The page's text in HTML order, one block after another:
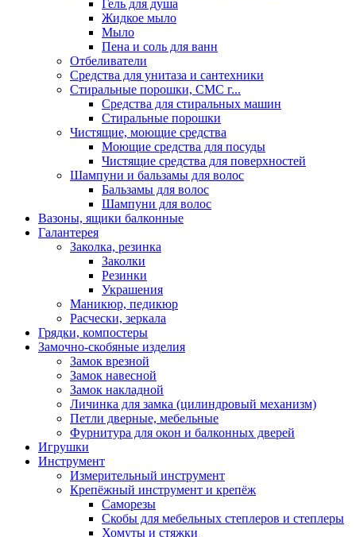
Гель для душа
Жидкое мыло
Мыло
Пена и соль для ванн
Отбеливатели
Средства для унитаза и сантехники
Стиральные порошки, СМС г...
Средства для стиральных машин
Стиральные порошки
Чистящие, моющие средства
Моющие средства для посуды
Чистящие средства для поверхностей
Шампуни и бальзамы для волос
Бальзамы для волос
Шампуни для волос
Вазоны, ящики балконные
Галантерея
Заколка, резинка
Заколки
Резинки
Украшения
Маникюр, педикюр
Расчески, зеркала
Грядки, компостеры
Замочно-скобяные изделия
Замок врезной
Замок навесной
Замок накладной
Личинка для замка (цилиндровый механизм)
Петли дверные, мебельные
Фурнитура для окон и балконных дверей
Игрушки
Инструмент
Измерительный инструмент
Крепёжный инструмент и крепёж
Саморезы
Скобы для мебельных степлеров и степлеры
Хомуты и стяжки